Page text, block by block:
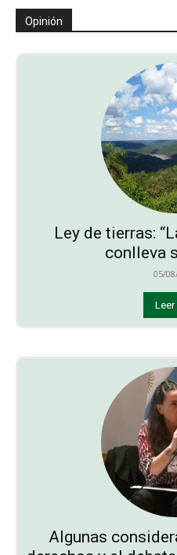
Opinión
Ley de tierras:
conlleva
05/
Leer
Algunas